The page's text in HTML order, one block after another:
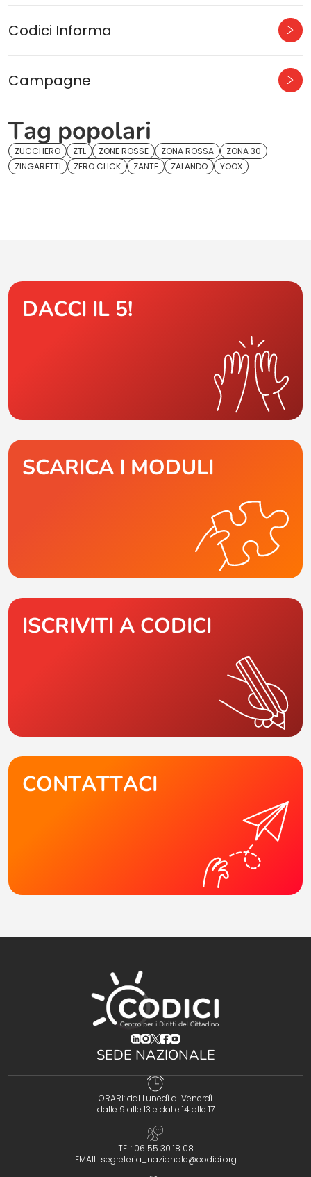
Codici Informa
Campagne
Tag popolari
ZUCCHERO ZTL ZONE ROSSE ZONA ROSSA
ZONA 30
ZINGARETTI
ZERO CLICK ZANTE ZALANDO YOOX
DACCI IL 5!
SCARICA I MODULI
ISCRIVITI A CODICI
CONTATTACI
(opens in a new tab)
(opens in a new tab)
(opens in a new tab)
(opens in a new tab)
(opens in a new tab)
SEDE NAZIONALE
ORARI: dal Lunedì al Venerdì
dalle 9 alle 13 e dalle 14 alle 17
TEL: 06 55 30 18 08
EMAIL: segreteria_nazionale@codici.org